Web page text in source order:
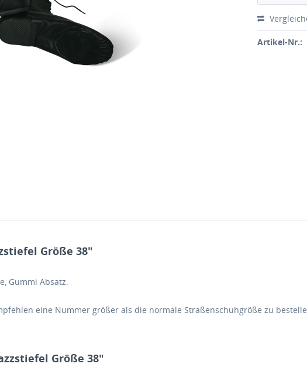
Artikel-Nr.:
Größe 38"
Gummi Absatz.
eine Nummer größer als die normale Straßenschuhgröße zu
Größe 38"